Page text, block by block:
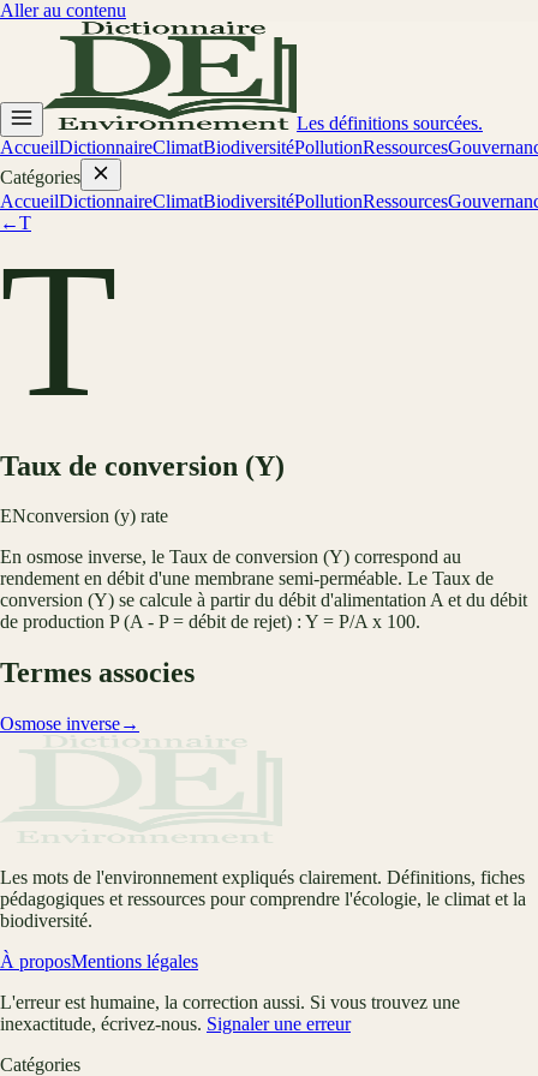
Aller au contenu
Les définitions sourcées.
AccueilDictionnaireClimatBiodiversitéPollutionRessources
Catégories
AccueilDictionnaireClimatBiodiversitéPollutionRessources
←T
T
Taux de conversion (Y)
ENconversion (y) rate
En osmose inverse, le Taux de conversion (Y) correspond au
rendement en débit d'une membrane semi-perméable. Le Taux de
conversion (Y) se calcule à partir du débit d'alimentation A et du débit
de production P (A - P = débit de rejet) : Y = P/A x 100.
Termes associes
Osmose inverse→
Les mots de l'environnement expliqués clairement. Définitions, fiches
pédagogiques et ressources pour comprendre l'écologie, le climat et la
biodiversité.
À proposMentions légales
L'erreur est humaine, la correction aussi. Si vous trouvez une
inexactitude, écrivez-nous. Signaler une erreur
Catégories